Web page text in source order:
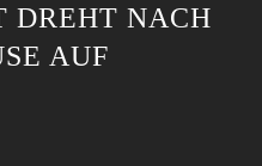
DREHT NACH
AUF